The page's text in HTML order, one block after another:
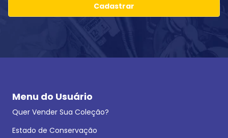
Cadastrar
Menu do Usuário
Quer Vender Sua Coleção?
Estado de Conservação